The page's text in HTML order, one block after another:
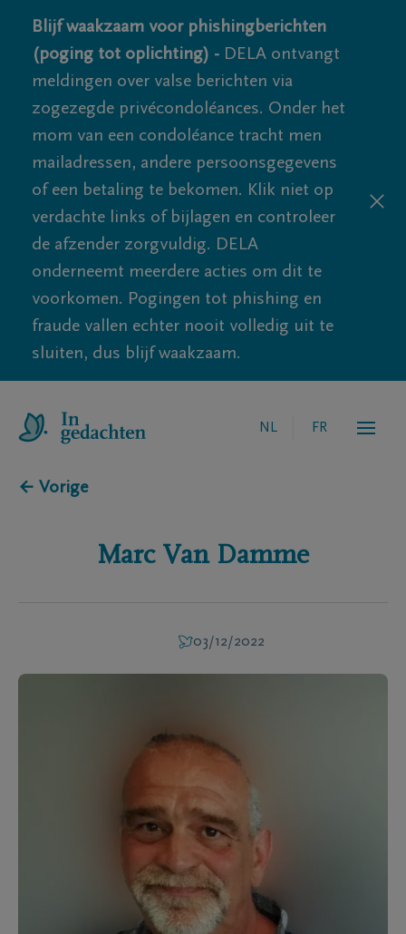
Blijf waakzaam voor phishingberichten
(poging tot oplichting) - DELA ontvangt
meldingen over valse berichten via
zogezegde privécondoléances. Onder het
mom van een condoléance tracht men
mailadressen, andere persoonsgegevens
of een betaling te bekomen. Klik niet op
verdachte links of bijlagen en controleer
de afzender zorgvuldig. DELA
onderneemt meerdere acties om dit te
voorkomen. Pogingen tot phishing en
fraude vallen echter nooit volledig uit te
sluiten, dus blijf waakzaam.
NL FR
← Vorige
Marc Van Damme
03/12/2022